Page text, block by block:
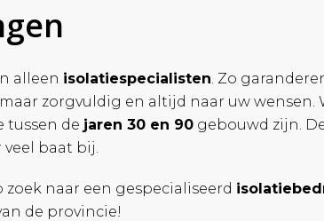
alleen isolatiespecialisten. Zo
zorgvuldig en altijd naar uw wensen.
tussen de jaren 30 en 90 gebouwd zijn.
baat bij.
zoek naar een gespecialiseerd
de provincie!